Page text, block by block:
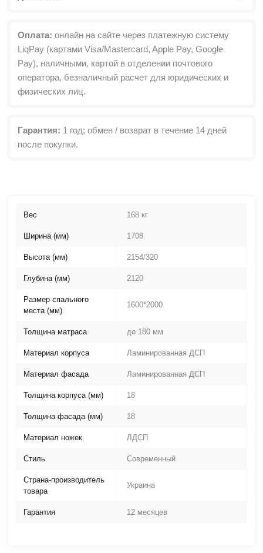
Оплата: онлайн на сайте через платежную систему
LiqPay (картами Visa/Mastercard, Apple Pay, Google
Pay), наличными, картой в отделении почтового
оператора, безналичный расчет для юридических и
физических лиц.
Гарантия: 1 год; обмен / возврат в течение 14 дней
после покупки.
Вес 168 кг
Ширина (мм) 1708
Высота (мм) 2154/320
Глубина (мм) 2120
Размер спального
места (мм)
1600*2000
Толщина матраса до 180 мм
Материал корпуса Ламинированная ДСП
Материал фасада Ламинированная ДСП
Толщина корпуса (мм) 18
Толщина фасада (мм) 18
Материал ножек ЛДСП
Стиль Современный
Страна-производитель
товара
Украина
Гарантия 12 месяцев